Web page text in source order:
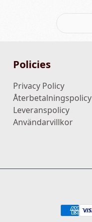
Policies
Privacy Policy
Återbetalningspolicy
Leveranspolicy
Användarvillkor